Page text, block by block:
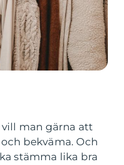
man gärna att
bekväma. Och
stämma lika bra